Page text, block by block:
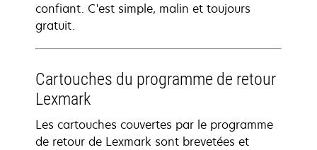
confiant. C'est simple, malin et toujours
gratuit.
Cartouches du programme de retour
Lexmark
Les cartouches couvertes par le programme
de retour de Lexmark sont brevetées et